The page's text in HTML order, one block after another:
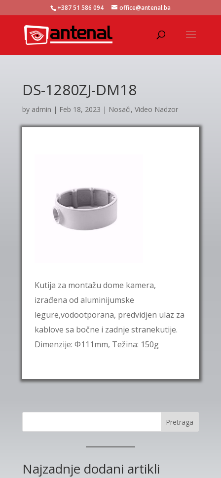
+387 51 586 094 office@antenal.ba
DS-1280ZJ-DM18
by admin | Feb 18, 2023 | Nosači, Video Nadzor
Kutija za montažu dome kamera,
izrađena od aluminijumske
legure,vodootporana, predvidjen ulaz za
kablove sa bočne i zadnje stranekutije.
Dimenzije: Φ111mm, Težina: 150g
Pretraga
Najzadnje dodani artikli